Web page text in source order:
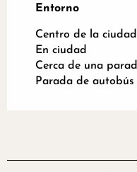
Entorno
Entorno
Centro de la ciudad
En ciudad
Cerca de una
Parada de